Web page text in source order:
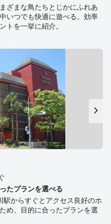
ざまな鳥たちとじかにふれあ
いつでも快適に遊べる。効率
トを一挙に紹介。
たプランを選べる
からすぐとアクセス良好のホ
め、目的に合ったプランを選